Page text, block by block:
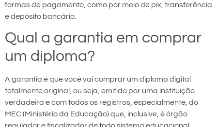
formas de pagamento, como por meio de pix, transferência
e depósito bancário.
Qual a garantia em comprar
um diploma?
A garantia é que você vai comprar um diploma digital
totalmente original, ou seja, emitido por uma instituição
verdadeira e com todos os registros, especialmente, do
MEC (Ministério da Educação) que, inclusive, é órgão